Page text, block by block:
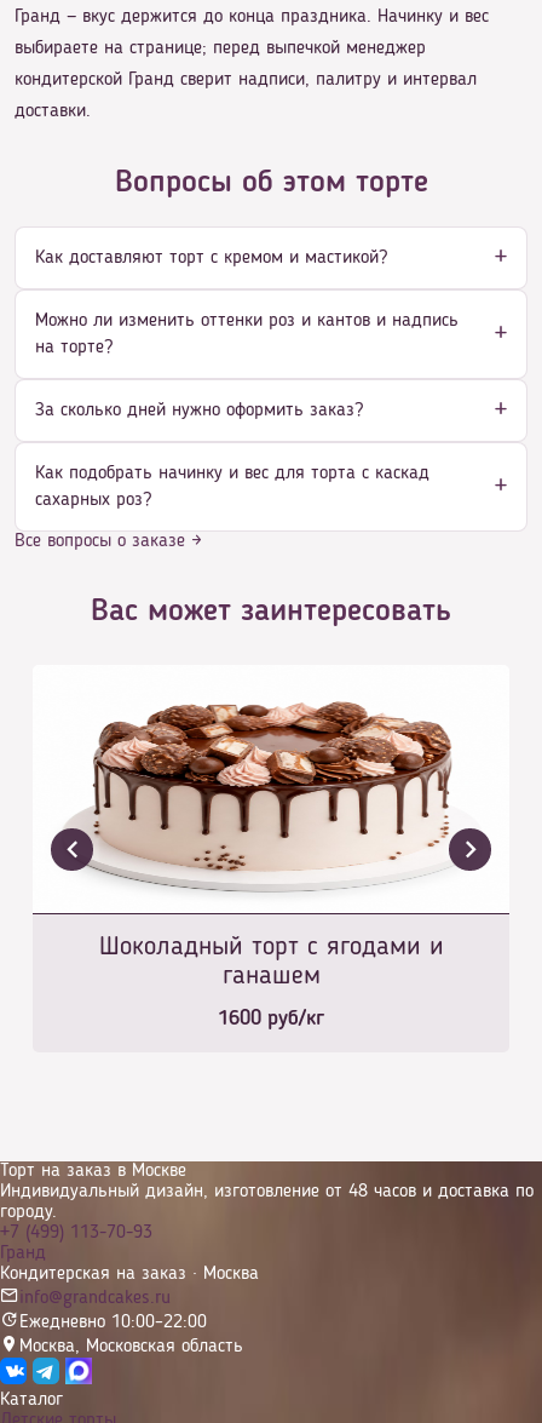
Гранд — вкус держится до конца праздника. Начинку и вес
выбираете на странице; перед выпечкой менеджер
кондитерской Гранд сверит надписи, палитру и интервал
доставки.
Вопросы об этом торте
Как доставляют торт с кремом и мастикой?
Можно ли изменить оттенки роз и кантов и надпись
на торте?
За сколько дней нужно оформить заказ?
Как подобрать начинку и вес для торта с каскад
сахарных роз?
Все вопросы о заказе →
Вас может заинтересовать
Шоколадный торт с ягодами и
ганашем
1600 руб/кг
Торт на заказ в Москве
Индивидуальный дизайн, изготовление от 48 часов и доставка по
городу.
+7 (499) 113-70-93
Гранд
Кондитерская на заказ · Москва
info@grandcakes.ru
Ежедневно 10:00–22:00
Москва, Московская область
Каталог